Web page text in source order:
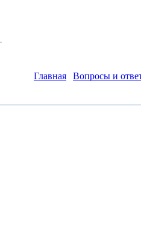
Главная
Вопросы и